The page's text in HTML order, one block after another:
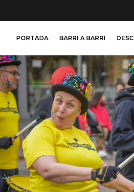
PORTADA BARRI A BARRI